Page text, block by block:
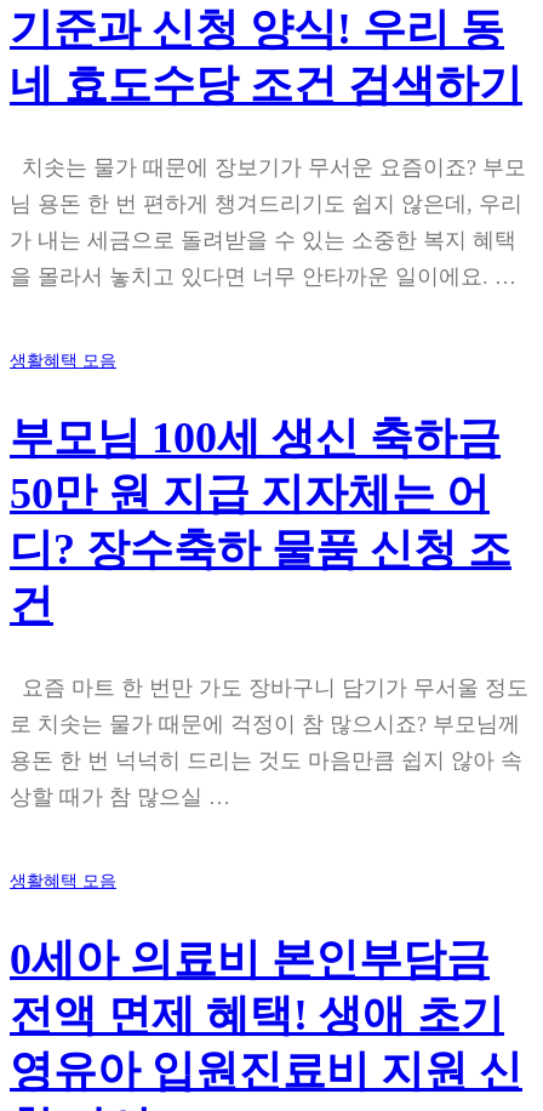
기준과 신청 양식! 우리 동
네 효도수당 조건 검색하기
치솟는 물가 때문에 장보기가 무서운 요즘이죠? 부모
님 용돈 한 번 편하게 챙겨드리기도 쉽지 않은데, 우리
가 내는 세금으로 돌려받을 수 있는 소중한 복지 혜택
을 몰라서 놓치고 있다면 너무 안타까운 일이에요. …
생활혜택 모음
부모님 100세 생신 축하금
50만 원 지급 지자체는 어
디? 장수축하 물품 신청 조
건
요즘 마트 한 번만 가도 장바구니 담기가 무서울 정도
로 치솟는 물가 때문에 걱정이 참 많으시죠? 부모님께
용돈 한 번 넉넉히 드리는 것도 마음만큼 쉽지 않아 속
상할 때가 참 많으실 …
생활혜택 모음
0세아 의료비 본인부담금
전액 면제 혜택! 생애 초기
영유아 입원진료비 지원 신